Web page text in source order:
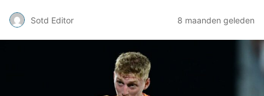
Sotd Editor 8 maanden geleden